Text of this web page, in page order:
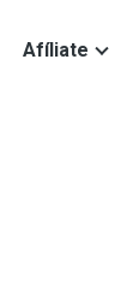
Afíliate